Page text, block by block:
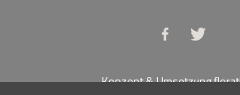
Konzept & Umsetzung